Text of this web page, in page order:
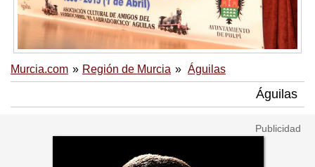
Murcia.com Región de Murcia Águilas
Águilas